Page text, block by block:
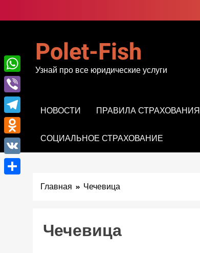
к
Polet-Fish
Узнай про все юридические услуги
НОВОСТИ ПРАВИЛА СТРАХОВАНИЯ
СОЦИАЛЬНОЕ СТРАХОВАНИЕ
Главная Чечевица
Чечевица
WhatsApp
Viber
Telegram
Odnoklassniki
VK
Отправить